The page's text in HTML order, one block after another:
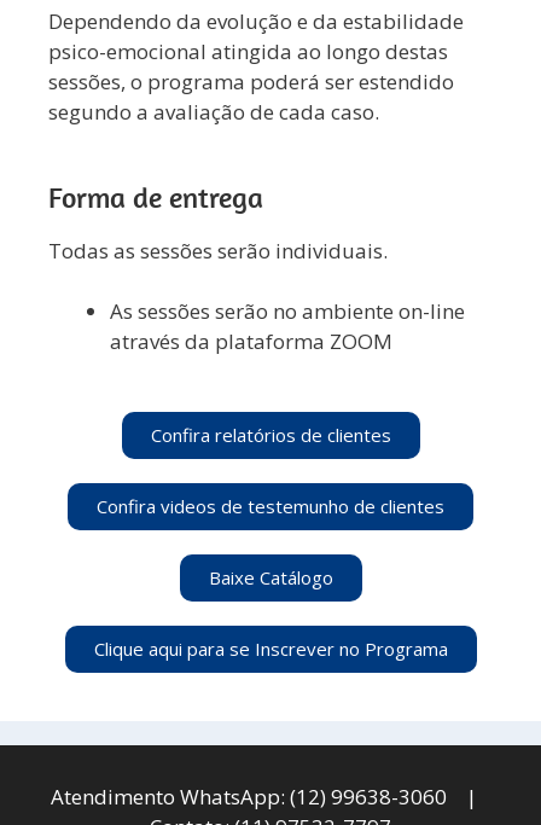
Dependendo da evolução e da estabilidade
psico-emocional atingida ao longo destas
sessões, o programa poderá ser estendido
segundo a avaliação de cada caso.
Forma de entrega
Todas as sessões serão individuais.
As sessões serão no ambiente on-line
através da plataforma ZOOM
Confira relatórios de clientes
Confira videos de testemunho de clientes
Baixe Catálogo
Clique aqui para se Inscrever no Programa
Atendimento WhatsApp: (12) 99638-3060 |